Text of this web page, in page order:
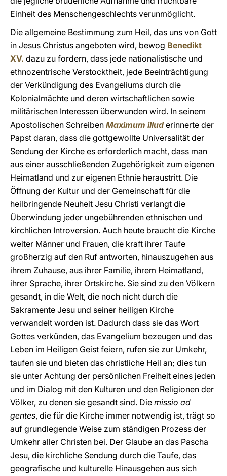
Einheit des Menschengeschlechts verunmöglicht.
Die allgemeine Bestimmung zum Heil, das uns von Gott
in Jesus Christus angeboten wird, bewog Benedikt
XV. dazu zu fordern, dass jede nationalistische und
ethnozentrische Verstocktheit, jede Beeinträchtigung
der Verkündigung des Evangeliums durch die
Kolonialmächte und deren wirtschaftlichen sowie
militärischen Interessen überwunden wird. In seinem
Apostolischen Schreiben Maximum illuderinnerte der
Papst daran, dass die gottgewollte Universalität der
Sendung der Kirche es erforderlich macht, dass man
aus einer ausschließenden Zugehörigkeit zum eigenen
Heimatland und zur eigenen Ethnie heraustritt. Die
Öffnung der Kultur und der Gemeinschaft für die
heilbringende Neuheit Jesu Christi verlangt die
Überwindung jeder ungebührenden ethnischen und
kirchlichen Introversion. Auch heute braucht die Kirche
weiter Männer und Frauen, die kraft ihrer Taufe
großherzig auf den Ruf antworten, hinauszugehen aus
ihrem Zuhause, aus ihrer Familie, ihrem Heimatland,
ihrer Sprache, ihrer Ortskirche. Sie sind zu den Völkern
gesandt, in die Welt, die noch nicht durch die
Sakramente Jesu und seiner heiligen Kirche
verwandelt worden ist. Dadurch dass sie das Wort
Gottes verkünden, das Evangelium bezeugen und das
Leben im Heiligen Geist feiern, rufen sie zur Umkehr,
taufen sie und bieten das christliche Heil an; dies tun
sie unter Achtung der persönlichen Freiheit eines jeden
und im Dialog mit den Kulturen und den Religionen der
Völker, zu denen sie gesandt sind. Die missio ad
gentes, die für die Kirche immer notwendig ist, trägt so
auf grundlegende Weise zum ständigen Prozess der
Umkehr aller Christen bei. Der Glaube an das Pascha
Jesu, die kirchliche Sendung durch die Taufe, das
geografische und kulturelle Hinausgehen aus sich